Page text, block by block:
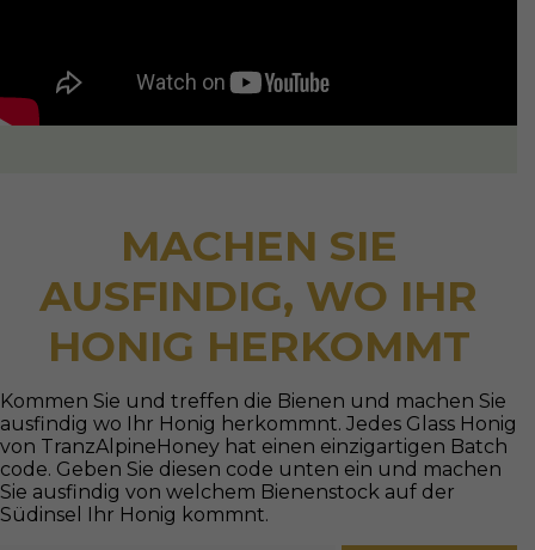
MACHEN SIE
AUSFINDIG, WO IHR
HONIG HERKOMMT
Kommen Sie und treffen die Bienen und machen Sie
ausfindig wo Ihr Honig herkommnt. Jedes Glass Honig
von TranzAlpineHoney hat einen einzigartigen Batch
code. Geben Sie diesen code unten ein und machen
Sie ausfindig von welchem Bienenstock auf der
Südinsel Ihr Honig kommnt.